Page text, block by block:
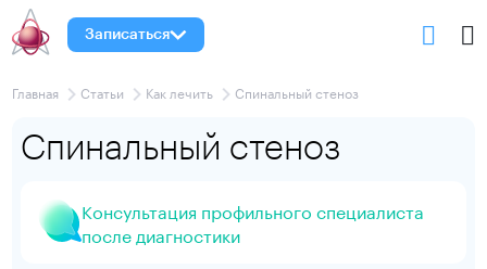
Записаться
Главная Статьи Как лечить Спинальный стеноз
Спинальный стеноз
Консультация профильного специалиста
после диагностики